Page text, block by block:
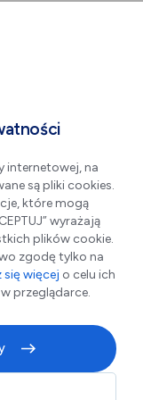
oferuje szeroki
tj. książki,
magicznysklep
i tarot. W
internetowej, na
są pliki cookies.
które mogą
wyrażają
plików cookie.
zgodę tylko na
się więcej o celu ich
przeglądarce.